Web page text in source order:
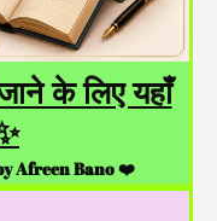
के लिए यहाँ
Afreen Bano ❤️